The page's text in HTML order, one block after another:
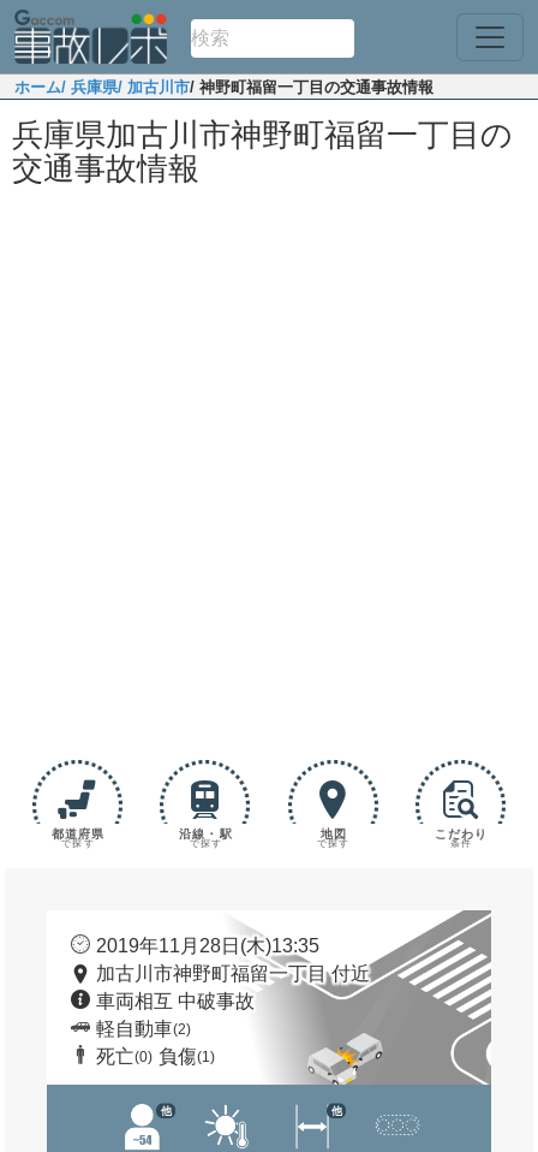
ホーム/ 兵庫県/ 加古川市/ 神野町福留一丁目の交通事故情報
兵庫県加古川市神野町福留一丁目の
交通事故情報
都道府県
で探す
沿線・駅
で探す
地図
で探す
こだわり
条件
2019年11月28日(木)13:35
加古川市神野町福留一丁目 付近
車両相互 中破事故
軽自動車(2)
死亡(0) 負傷(1)
他 他